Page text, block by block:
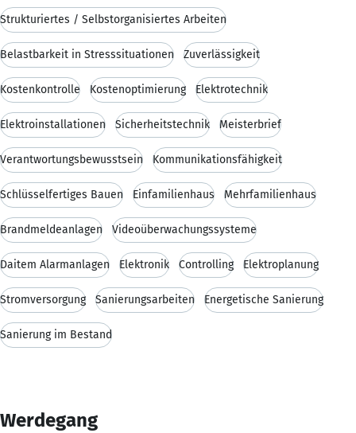
Strukturiertes / Selbstorganisiertes Arbeiten
Belastbarkeit in Stresssituationen Zuverlässigkeit
Kostenkontrolle Kostenoptimierung Elektrotechnik
Elektroinstallationen Sicherheitstechnik Meisterbrief
Verantwortungsbewusstsein Kommunikationsfähigkeit
Schlüsselfertiges Bauen Einfamilienhaus Mehrfamilienhaus
Brandmeldeanlagen Videoüberwachungssysteme
Daitem Alarmanlagen Elektronik Controlling Elektroplanung
Stromversorgung Sanierungsarbeiten Energetische Sanierung
Sanierung im Bestand
Werdegang